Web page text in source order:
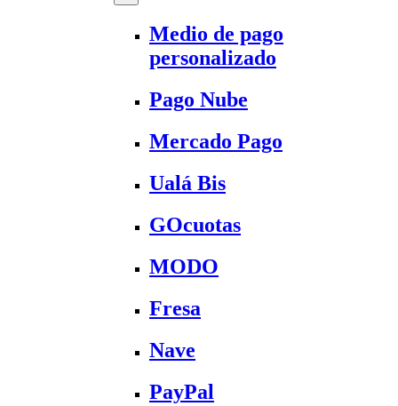
Medio de pago
personalizado
Pago Nube
Mercado Pago
Ualá Bis
GOcuotas
MODO
Fresa
Nave
PayPal